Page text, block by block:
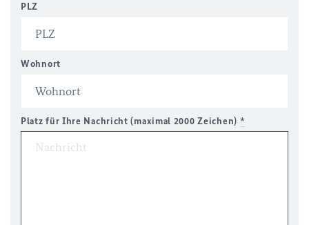
PLZ
Wohnort
Platz für Ihre Nachricht (maximal 2000 Zeichen) *